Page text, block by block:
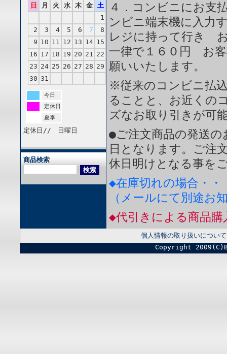
日
月 火 水 木 金
土
1
2
3 4 5 6 7
8
9 10 11 12 13 14 15
16 17 18 19 20 21 22
23 24 25 26 27 28 29
30 31
今日
定休日
夏季
定休日// 日曜日
商品検索
４．コンビニにお支
ンビニ端末機に入
レジに持って行き
一律で１６０円 お
願いいたします。
※従来のコンビニ払
ることと、お近くの
ズなお取り引きが可
●ご注文商品の発送の
日となります。ご注
休日明けとなる事を
◆在庫切れの場合・・
（メールにて別途お
◆代引きによる商品
個人情報の取り扱いについて
Copyright